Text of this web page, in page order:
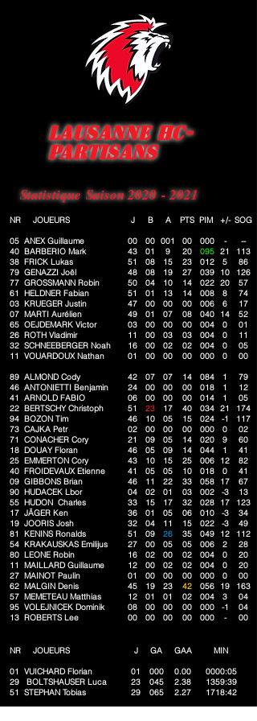
Lausanne HC-
Partisans
Statistique Saison 2020 - 2021
NR JOUEURS
05 ANEX Guillaume
40 BARBERIO Mark
38 FRICK Lukas
79 GENAZZI Joël
77 GROSSMANN Robin
61 HELDNER Fabian
03 KRUEGER Justin
07 MARTI Aurélien
65 OEJDEMARK Victor
26 ROTH Vladimir
32 SCHNEEBERGER Noah
11 VOUARDOUX Nathan
89 ALMOND Cody
46 ANTONIETTI Benjamin
41 ARNOLD FABIO
22 BERTSCHY Christoph
94 BOZON Tim
73 CAJKA Petr
71 CONACHER Cory
18 DOUAY Floran
25 EMMERTON Cory
40 FROIDEVAUX Etienne
09 GIBBONS Brian
90 HUDACEK Lbor
55 HUDON Charles
17 JÄGER Ken
19 JOORIS Josh
81 KENINS Ronalds
54 KRAKAUSKAS Emilijus
80 LEONE Robin
11 MAILLARD Guillaume
27 MAINOT Paulin
62 MALGIN Denis
57 MEMETEAU Matthias
95 VOLEJNICEK Dominik
13 ROBERTS Lee
J
00
43
51
48
50
51
47
49
03
11
16
01
42
24
06
51
46
02
21
46
43
41
46
04
33
36
32
51
27
16
12
01
45
12
08
00
B
00
01
08
08
04
01
00
01
00
00
00
00
07
00
00
23
10
00
09
05
10
05
11
02
15
01
04
09
00
02
00
00
19
01
00
00
A
001
9
15
19
10
13
00
07
00
03
02
00
07
00
00
17
05
00
05
09
15
05
22
01
17
05
11
26
05
00
02
00
23
01
00
00
PTS
00
20
23
27
14
14
00
08
00
03
02
00
14
00
00
40
15
00
14
14
25
10
33
03
32
06
15
35
05
02
02
00
42
02
00
00
PIM
000
095
012
039
022
008
006
040
004
004
004
000
084
018
014
034
024
000
020
044
006
018
058
002
028
010
022
049
006
004
004
000
056
004
000
000
+/-
-
21
5
10
20
8
6
14
0
0
0
0
1
1
1
21
-1
0
9
1
12
0
17
-3
17
-3
-3
12
2
0
0
0
19
3
-1
-
SOG
--
113
86
126
57
74
17
52
01
11
05
00
79
12
05
174
117
02
60
41
82
41
67
13
123
34
49
112
28
20
20
00
163
04
04
00
NR JOUEURS
01 VUICHARD Florian
29
BOLTSHAUSER Luca
51 STEPHAN Tobias
J
01
23
29
GA
000
045
065
GAA
0.00
2.38
2.27
MIN
0000:05
1359:39
1718:42